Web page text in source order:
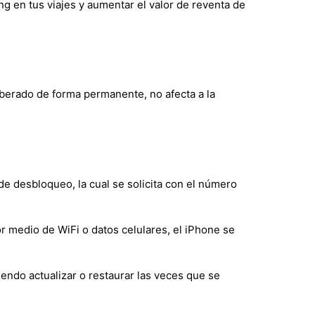
en tus viajes y aumentar el valor de reventa de
de forma permanente, no afecta a la
desbloqueo, la cual se solicita con el número
de WiFi o datos celulares, el iPhone se
actualizar o restaurar las veces que se